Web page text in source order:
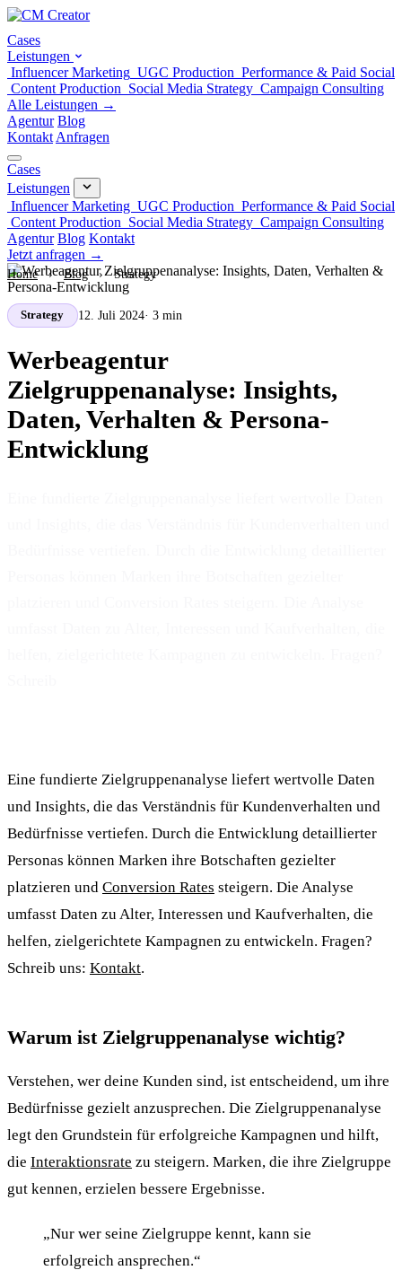
Cases
Leistungen
Influencer Marketing UGC Production Performance & Paid Social
Content Production Social Media Strategy Campaign Consulting
Alle Leistungen →
Agentur Blog
Kontakt Anfragen
Cases
Leistungen
Influencer Marketing UGC Production Performance & Paid Social
Content Production Social Media Strategy Campaign Consulting
Agentur Blog Kontakt
Jetzt anfragen →
Home › Blog › Strategy
Strategy 12. Juli 2024· 3 min
Werbeagentur
Zielgruppenanalyse: Insights,
Daten, Verhalten & Persona-
Entwicklung
Eine fundierte Zielgruppenanalyse liefert wertvolle Daten
und Insights, die das Verständnis für Kundenverhalten und
Bedürfnisse vertiefen. Durch die Entwicklung detaillierter
Personas können Marken ihre Botschaften gezielter
platzieren und Conversion Rates steigern. Die Analyse
umfasst Daten zu Alter, Interessen und Kaufverhalten, die
helfen, zielgerichtete Kampagnen zu entwickeln. Fragen?
Schreib uns: Kontakt.
Warum ist Zielgruppenanalyse wichtig?
Verstehen, wer deine Kunden sind, ist entscheidend, um ihre
Bedürfnisse gezielt anzusprechen. Die Zielgruppenanalyse
legt den Grundstein für erfolgreiche Kampagnen und hilft,
die Interaktionsrate zu steigern. Marken, die ihre Zielgruppe
gut kennen, erzielen bessere Ergebnisse.
„Nur wer seine Zielgruppe kennt, kann sie
erfolgreich ansprechen.“